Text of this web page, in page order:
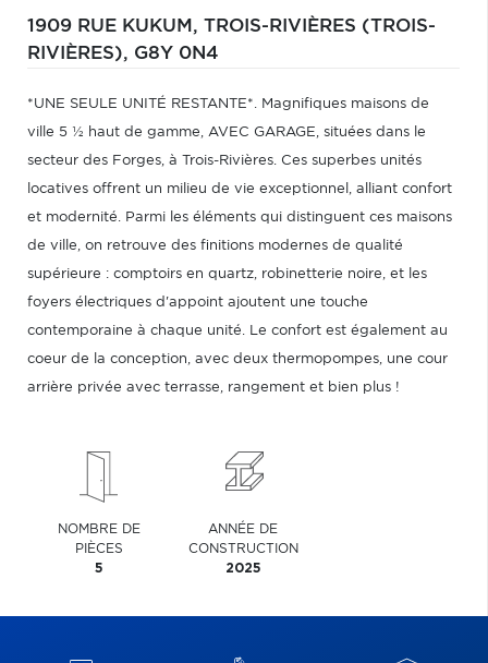
1909 RUE KUKUM, TROIS-RIVIÈRES (TROIS-
RIVIÈRES), G8Y 0N4
*UNE SEULE UNITÉ RESTANTE*. Magnifiques maisons de
ville 5 ½ haut de gamme, AVEC GARAGE, situées dans le
secteur des Forges, à Trois-Rivières. Ces superbes unités
locatives offrent un milieu de vie exceptionnel, alliant confort
et modernité. Parmi les éléments qui distinguent ces maisons
de ville, on retrouve des finitions modernes de qualité
supérieure : comptoirs en quartz, robinetterie noire, et les
foyers électriques d'appoint ajoutent une touche
contemporaine à chaque unité. Le confort est également au
coeur de la conception, avec deux thermopompes, une cour
arrière privée avec terrasse, rangement et bien plus !
NOMBRE DE
PIÈCES
5
ANNÉE DE
CONSTRUCTION
2025